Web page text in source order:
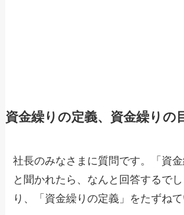
資金繰りの定義、資金繰りの
社長のみなさまに質問です。「資金
と聞かれたら、なんと回答するで
り、「資金繰りの定義」をたずねて